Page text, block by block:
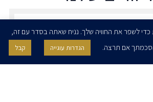
פוקס, נאמן ושות' לשלוח לי ניוזלטרים,
וכנסים. אני רשאי/ת לחזור בי מהסכמתי לעיל בכל
לשפר את החוויה שלך. נניח שאתה בסדר עם זה,
אם תרצה.
הגדרות עוגייה קבל